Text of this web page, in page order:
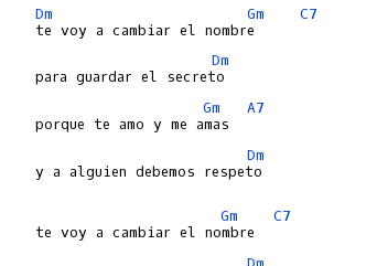
Dm Gm
C7
Dm
Gm
A7
Dm
   y a alguien debemos respeto
Gm
C7